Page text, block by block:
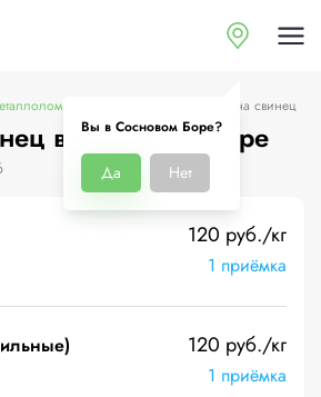
Вы в Сосновом Боре?
Да Нет
в Сосновом Боре Цены на свинец
в Сосновом Боре
120 руб./кг
1 приёмка
120 руб./кг
1 приёмка